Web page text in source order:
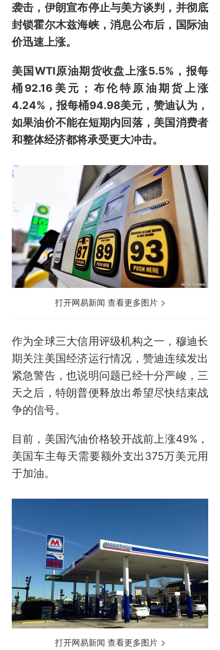
袭击，伊朗宣布停止与美方谈判，并彻底
封锁霍尔木兹海峡，消息公布后，国际油
价迅速上涨。
美国WTI原油期货收盘上涨5.5%，报每
桶92.16美元；布伦特原油期货上涨
4.24%，报每桶94.98美元，赞迪认为，
如果油价不能在短期内回落，美国消费者
和整体经济都将承受更大冲击。
打开网易新闻 查看更多图片
作为全球三大信用评级机构之一，穆迪长
期关注美国经济运行情况，赞迪连续发出
紧急警告，也说明问题已经十分严峻，三
天之后，特朗普便释放出希望尽快结束战
争的信号。
目前，美国汽油价格较开战前上涨49%，
美国车主每天需要额外支出375万美元用
于加油。
打开网易新闻 查看更多图片